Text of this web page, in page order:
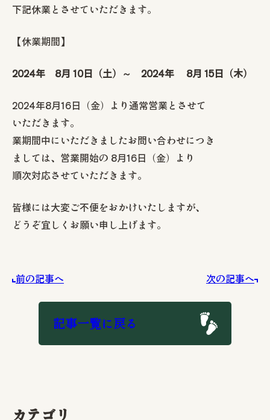
会社情報
お知らせ
見学予約
資料請求
お問い合わせ
0258-25-2401
下記休業とさせていただきます。
【休業期間】
2024年 8月 10日（土）～ 2024年 8月 15日（木）
2024年8月16日（金）より通常営業とさせて
いただきます。
業期間中にいただきましたお問い合わせにつき
ましては、営業開始の 8月16日（金）より
順次対応させていただきます。
皆様には大変ご不便をおかけいたしますが、
どうぞ宜しくお願い申し上げます。
前の記事へ
記事一覧に戻る
次の記事へ
カテゴリ